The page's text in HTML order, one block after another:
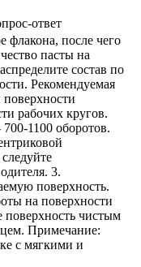
ответ
флакона, после чего
пасты на
состав по
Рекомендуемая
рабочих кругов.
700-1100 оборотов.
3.
поверхность.
на поверхности
поверхность чистым
Примечание:
с мягкими и